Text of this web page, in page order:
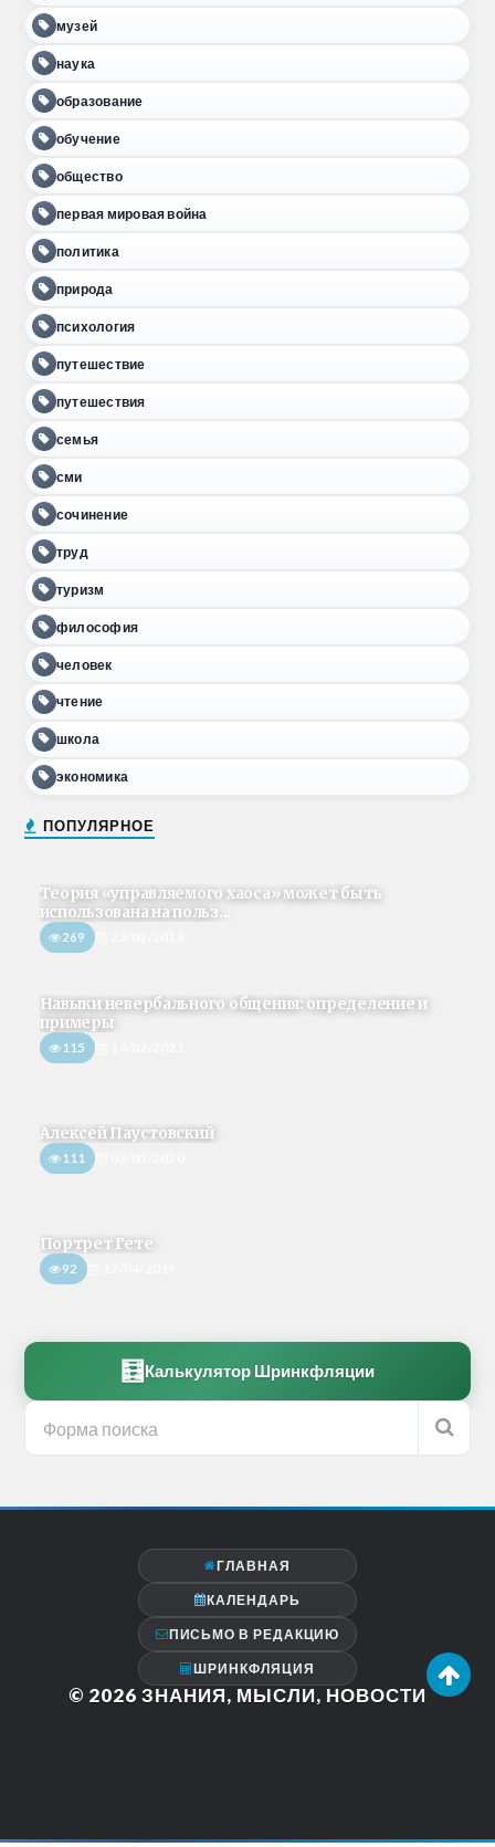
музей
наука
образование
обучение
общество
первая мировая война
политика
природа
психология
путешествие
путешествия
семья
сми
сочинение
труд
туризм
философия
человек
чтение
школа
экономика
ПОПУЛЯРНОЕ
Теория «управляемого хаоса» может быть
использована на польз...
269
Навыки невербального общения: определение и
примеры
115
Алексей Паустовский
111
Портрет Гете
92
🧮 Калькулятор Шринкфляции
ГЛАВНАЯ
КАЛЕНДАРЬ
ПИСЬМО В РЕДАКЦИЮ
ШРИНКФЛЯЦИЯ
© 2026 ЗНАНИЯ, МЫСЛИ, НОВОСТИ